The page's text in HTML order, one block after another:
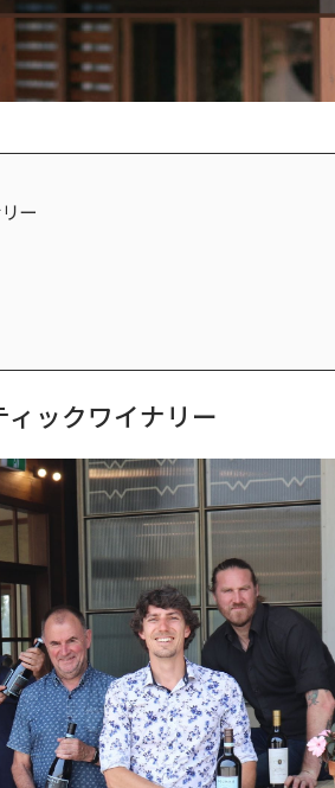
ー
ックワイナリー